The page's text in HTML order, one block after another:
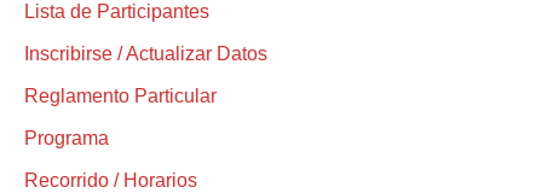
Lista de Participantes
Inscribirse / Actualizar Datos
Reglamento Particular
Programa
Recorrido / Horarios